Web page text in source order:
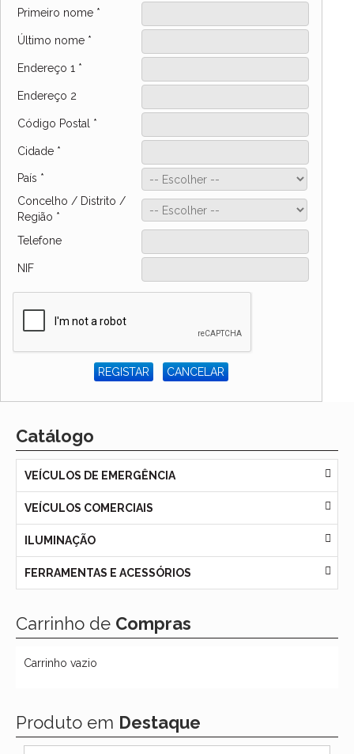
Primeiro nome *
Último nome *
Endereço 1 *
Endereço 2
Código Postal *
Cidade *
País *
Concelho / Distrito /
Região *
Telefone
NIF
REGISTAR CANCELAR
Catálogo
VEÍCULOS DE EMERGÊNCIA
VEÍCULOS COMERCIAIS
ILUMINAÇÃO
FERRAMENTAS E ACESSÓRIOS
Carrinho de Compras
Carrinho vazio
Produto em Destaque